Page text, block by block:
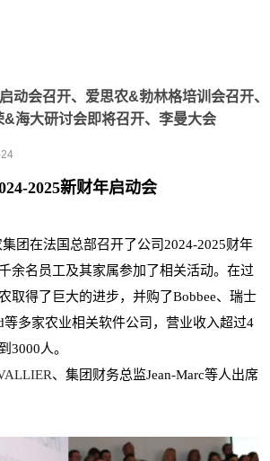
动会召开、爱思农&勃林格培训会召开、
&海大研讨会即将召开、李曼大会
2025新财年启动会
集团在法国总部召开了公司2024-2025财年
余名员工及其家属参加了相关活动。在过
取得了巨大的进步，并购了Bobbee、瑞士
等多家农业相关软件公司，营业收入超过4
3000人。
、集团财务总监Jean-Marc等人出席